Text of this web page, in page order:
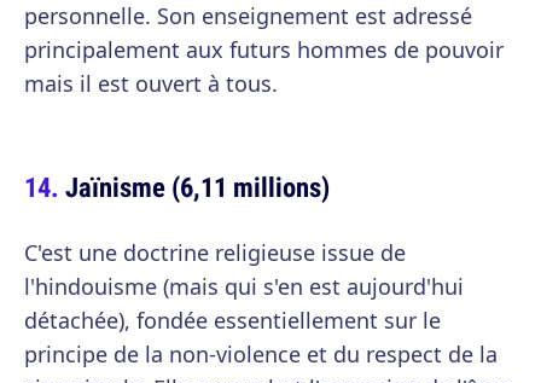
personnelle. Son enseignement est adressé
principalement aux futurs hommes de pouvoir
mais il est ouvert à tous.
Jaïnisme (6,11 millions)
C'est une doctrine religieuse issue de
l'hindouisme (mais qui s'en est aujourd'hui
détachée), fondée essentiellement sur le
principe de la non-violence et du respect de la